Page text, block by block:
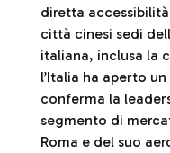
diretta
città cinesi sedi
italiana, inclusa la
l’Italia ha aperto
conferma la
segmento di
Roma e del suo